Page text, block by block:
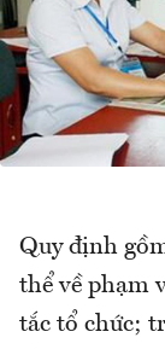
Quy định
thể về phạm
tắc tổ chức;